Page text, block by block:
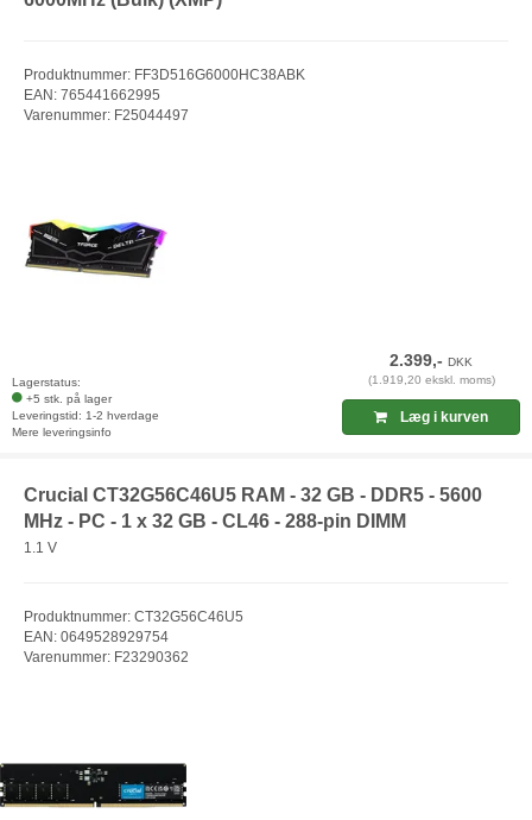
Produktnummer: FF3D516G6000HC38ABK
EAN: 765441662995
Varenummer: F25044497
Lagerstatus:
+5 stk. på lager
Leveringstid: 1-2 hverdage
Mere leveringsinfo
2.399,-DKK
(1.919,20 ekskl. moms)
Læg i kurven
Crucial CT32G56C46U5 RAM - 32 GB - DDR5 - 5600
MHz - PC - 1 x 32 GB - CL46 - 288-pin DIMM
1.1 V
Produktnummer: CT32G56C46U5
EAN: 0649528929754
Varenummer: F23290362